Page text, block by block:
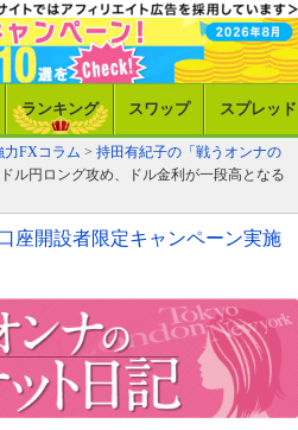
ランキング スワップ スプレッド
力FXコラム > 持田有紀子の「戦うオンナの
ル円ロング攻め、ドル金利が一段高となる
座開設者限定キャンペーン実施